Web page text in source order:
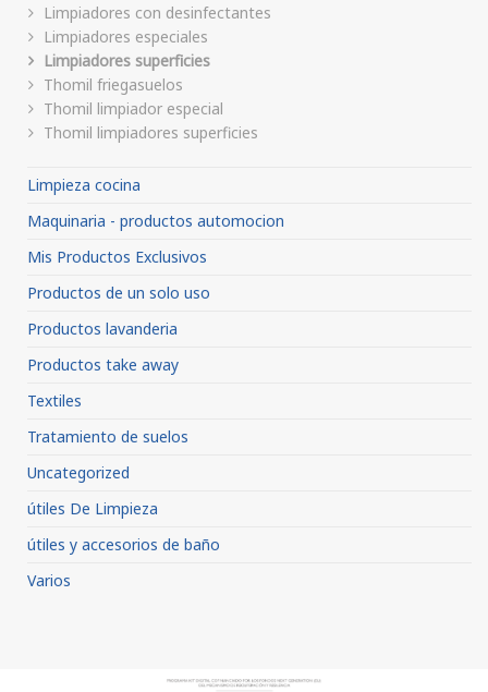
Limpiadores con desinfectantes
Limpiadores especiales
Limpiadores superficies
Thomil friegasuelos
Thomil limpiador especial
Thomil limpiadores superficies
Limpieza cocina
Maquinaria - productos automocion
Mis Productos Exclusivos
Productos de un solo uso
Productos lavanderia
Productos take away
Textiles
Tratamiento de suelos
Uncategorized
útiles De Limpieza
útiles y accesorios de baño
Varios